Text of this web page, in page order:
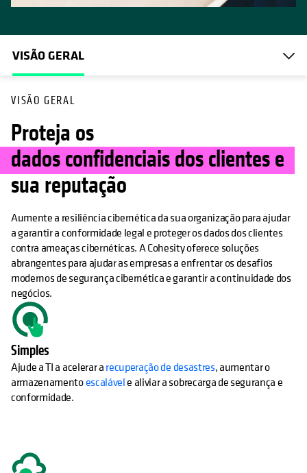
VISÃO GERAL
VISÃO GERAL
Proteja os
dados confidenciais dos clientes e
sua reputação
Aumente a resiliência cibernética da sua organização para ajudar
a garantir a conformidade legal e proteger os dados dos clientes
contra ameaças cibernéticas. A Cohesity oferece soluções
abrangentes para ajudar as empresas a enfrentar os desafios
modernos de segurança cibernética e garantir a continuidade dos
negócios.
Simples
Ajude a TI a acelerar arecuperação de desastres, aumentar o
armazenamentoescalávele aliviar a sobrecarga de segurança e
conformidade.